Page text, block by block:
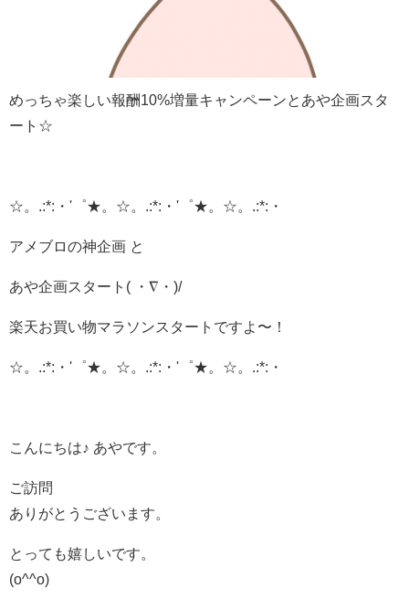
めっちゃ楽しい報酬10%増量キャンペーンとあや企画スタ
ート☆
☆。.:*:・'゜★。☆。.:*:・'゜★。☆。.:*:・
アメブロの神企画 と
あや企画スタート( ・∇・)/
楽天お買い物マラソンスタートですよ〜！
☆。.:*:・'゜★。☆。.:*:・'゜★。☆。.:*:・
こんにちは♪ あやです。
ご訪問
ありがとうございます。
とっても嬉しいです。
(o^^o)